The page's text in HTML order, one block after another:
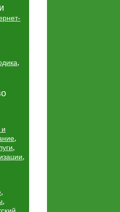
,
и
,
,
,
,
,